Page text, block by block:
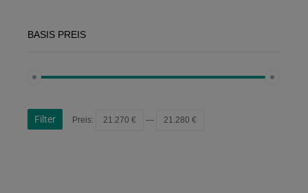
BASIS PREIS
Filter Preis: 21.270 € — 21.280 €